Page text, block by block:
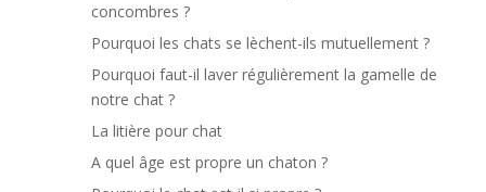
concombres ?
Pourquoi les chats se lèchent-ils mutuellement ?
Pourquoi faut-il laver régulièrement la gamelle de
notre chat ?
La litière pour chat
A quel âge est propre un chaton ?